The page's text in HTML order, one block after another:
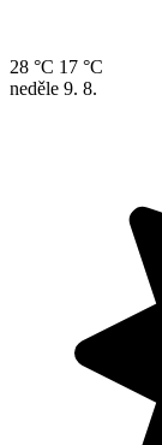
28 °C 17 °C
neděle 9. 8.